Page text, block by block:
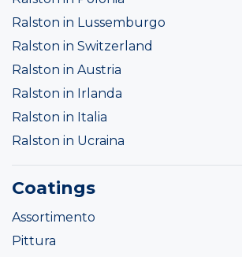
Ralston in Lussemburgo
Ralston in Switzerland
Ralston in Austria
Ralston in Irlanda
Ralston in Italia
Ralston in Ucraina
Coatings
Assortimento
Pittura